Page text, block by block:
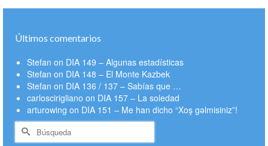
Últimos comentarios
Stefan on DIA 149 – Algunas estadísticas
Stefan on DIA 148 – El Monte Kazbek
Stefan on DIA 136 / 137 – Sabías que …
carloscirigliano on DIA 157 – La soledad
arturowing on DIA 151 – Me han dicho “Xoş gəlmisiniz”!
Buscar
por: